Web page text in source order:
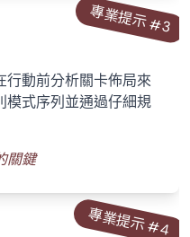
專業提示 #3
行動前分析關卡佈局來
模式序列並通過仔細規
關鍵
專業提示 #4